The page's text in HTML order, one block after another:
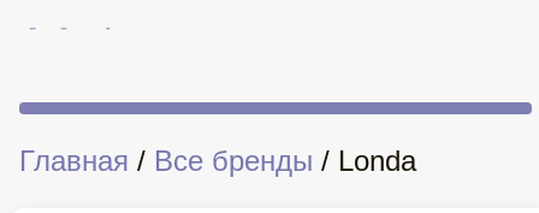
Главная / Все бренды / Londa